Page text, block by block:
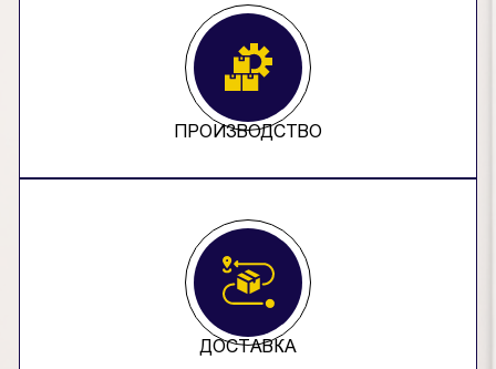
ПРОИЗВОДСТВО
ДОСТАВКА